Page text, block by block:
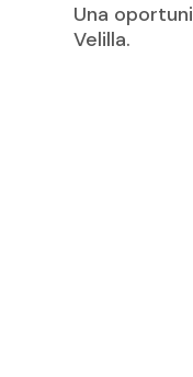
Una
Velilla.